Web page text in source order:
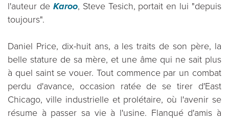
l'auteur de Karoo, Steve Tesich, portait en lui "depuis
toujours".
Daniel Price, dix-huit ans, a les traits de son père, la
belle stature de sa mère, et une âme qui ne sait plus
à quel saint se vouer. Tout commence par un combat
perdu d'avance, occasion ratée de se tirer d'East
Chicago, ville industrielle et prolétaire, où l'avenir se
résume à passer sa vie à l'usine. Flanqué d'amis à